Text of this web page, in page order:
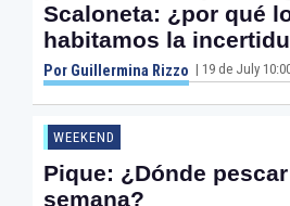
Scaloneta: ¿por qué
habitamos la
Por Guillermina Rizzo | 19 de July
WEEKEND
Pique: ¿Dónde
semana?